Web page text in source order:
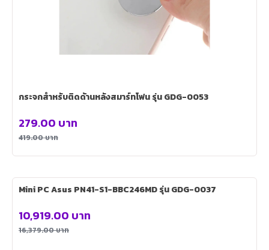
กระจกสำหรับติดด้านหลังสมาร์ทโฟน รุ่น GDG-0053
419.00บาท
279.00 บาท
Mini PC Asus PN41-S1-BBC246MD รุ่น GDG-0037
16,379.00บาท
10,919.00 บาท